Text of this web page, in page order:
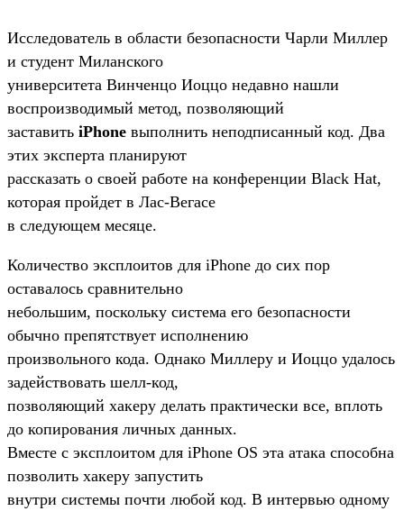
Исследователь в области безопасности Чарли Миллер
и студент Миланского
университета Винченцо Иоццо недавно нашли
воспроизводимый метод, позволяющий
заставить iPhone выполнить неподписанный код. Два
этих эксперта планируют
рассказать о своей работе на конференции Black Hat,
которая пройдет в Лас-Вегасе
в следующем месяце.
Количество эксплоитов для iPhone до сих пор
оставалось сравнительно
небольшим, поскольку система его безопасности
обычно препятствует исполнению
произвольного кода. Однако Миллеру и Иоццо удалось
задействовать шелл-код,
позволяющий хакеру делать практически все, вплоть
до копирования личных данных.
Вместе с эксплоитом для iPhone OS эта атака способна
позволить хакеру запустить
внутри системы почти любой код. В интервью одному